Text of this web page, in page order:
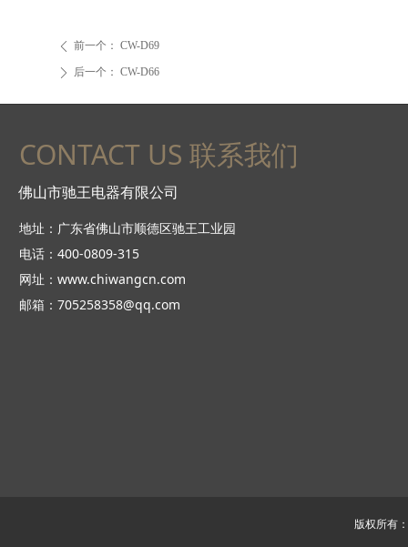
ꄴ 前一个： CW-D69
ꄲ 后一个： CW-D66
CONTACT US 联系我们
地址：广东省佛山市顺德区驰王工业园
电话：400-0809-315
网址：www.chiwangcn.com
邮箱：705258358@qq.com
佛山市驰王电器有限公司
版权所有